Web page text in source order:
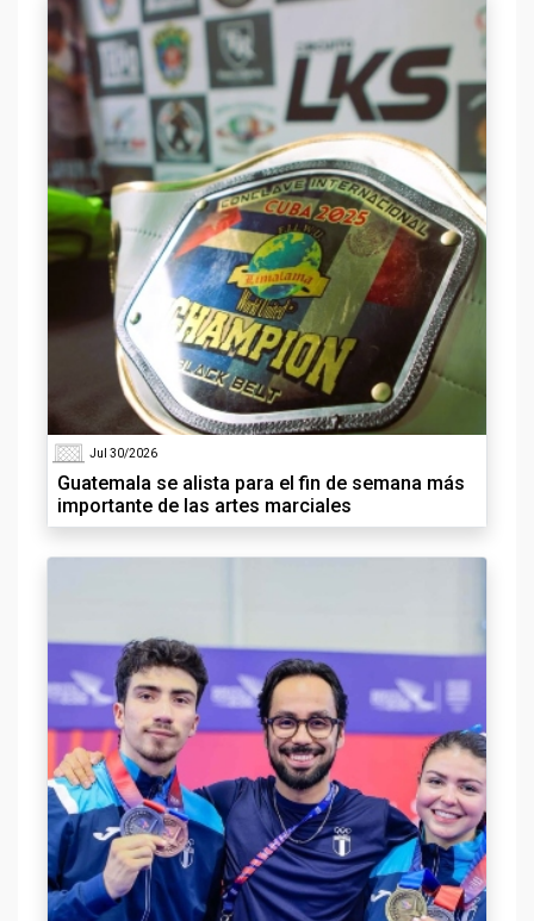
Jul 30/2026
Guatemala se alista para el fin de semana más
importante de las artes marciales